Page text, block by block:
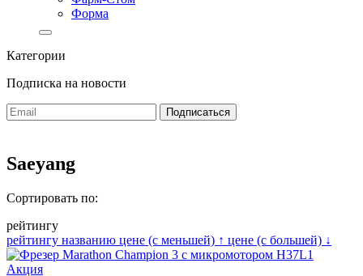
Форма
Категории
Подписка на новости
Saeyang
Сортировать по:
рейтингу
рейтингу названию цене (с меньшей) ↑ цене (с большей) ↓
Акция